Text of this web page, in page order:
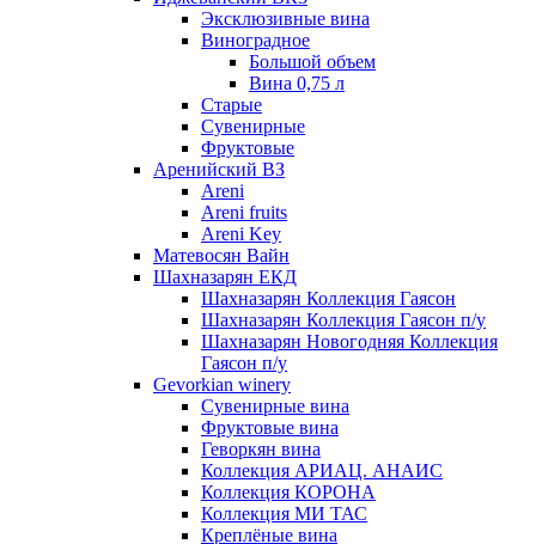
Эксклюзивные вина
Виноградное
Большой объем
Вина 0,75 л
Старые
Сувенирные
Фруктовые
Аренийский ВЗ
Areni
Areni fruits
Areni Key
Матевосян Вайн
Шахназарян ЕКД
Шахназарян Коллекция Гаясон
Шахназарян Коллекция Гаясон п/у
Шахназарян Новогодняя Коллекция
Гаясон п/у
Gevorkian winery
Сувенирные вина
Фруктовые вина
Геворкян вина
Коллекция АРИАЦ. АНАИС
Коллекция КОРОНА
Коллекция МИ ТАС
Креплёные вина